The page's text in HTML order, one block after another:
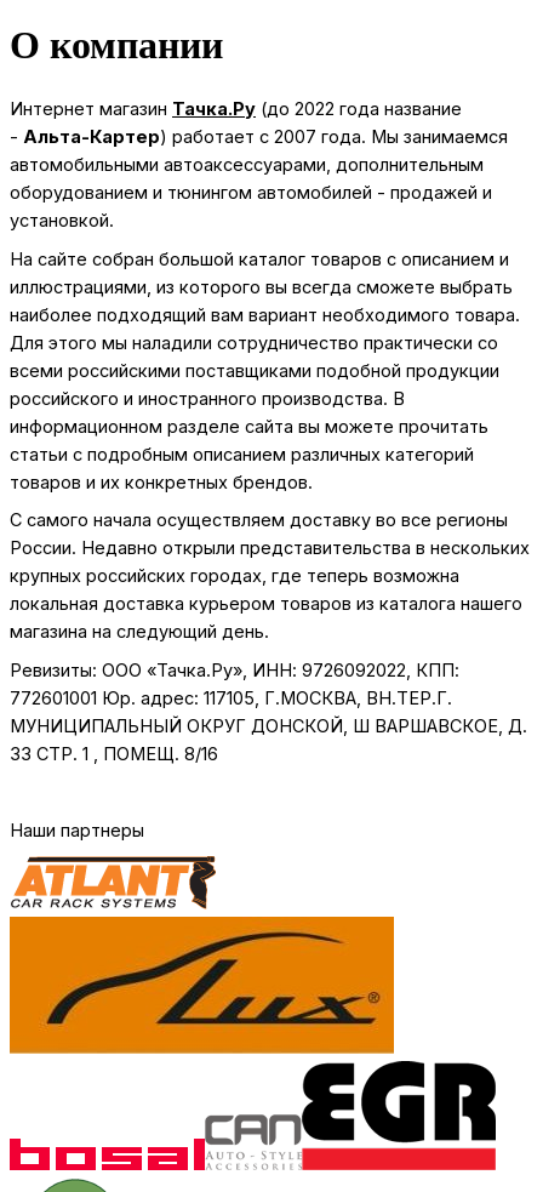
О компании
Интернет магазин Тачка.Ру (до 2022 года название
- Альта-Картер) работает с 2007 года. Мы занимаемся
автомобильными автоаксессуарами, дополнительным
оборудованием и тюнингом автомобилей - продажей и
установкой.
На сайте собран большой каталог товаров с описанием и
иллюстрациями, из которого вы всегда сможете выбрать
наиболее подходящий вам вариант необходимого товара.
Для этого мы наладили сотрудничество практически со
всеми российскими поставщиками подобной продукции
российского и иностранного производства. В
информационном разделе сайта вы можете прочитать
статьи с подробным описанием различных категорий
товаров и их конкретных брендов.
С самого начала осуществляем доставку во все регионы
России. Недавно открыли представительства в нескольких
крупных российских городах, где теперь возможна
локальная доставка курьером товаров из каталога нашего
магазина на следующий день.
Ревизиты: ООО «Тачка.Ру», ИНН: 9726092022, КПП:
772601001 Юр. адрес: 117105, Г.МОСКВА, ВН.ТЕР.Г.
МУНИЦИПАЛЬНЫЙ ОКРУГ ДОНСКОЙ, Ш ВАРШАВСКОЕ, Д.
33 СТР. 1 , ПОМЕЩ. 8/16
Наши партнеры